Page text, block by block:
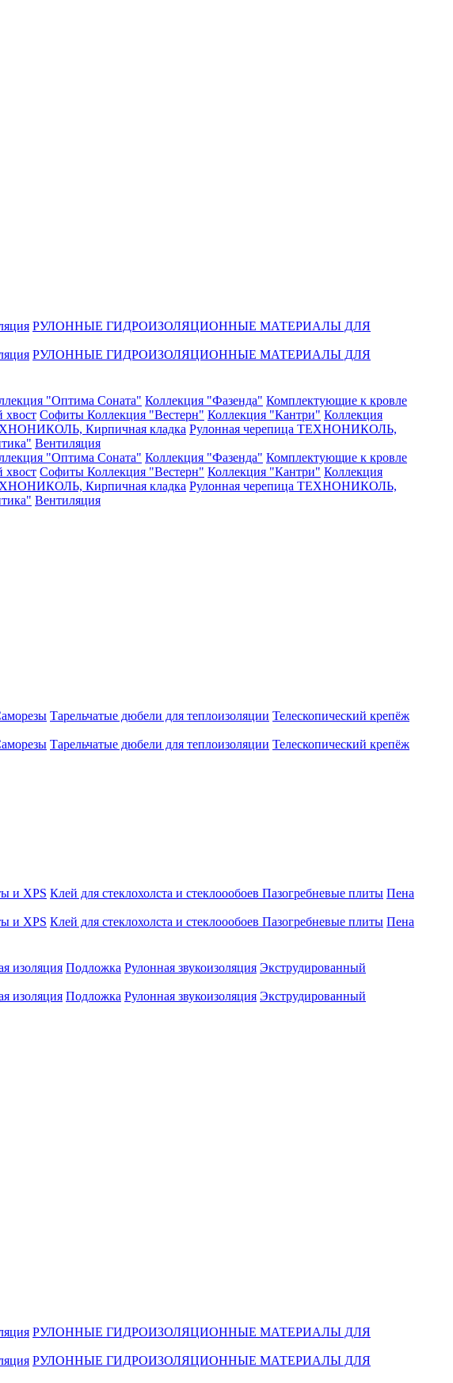
РУЛОННЫЕ ГИДРОИЗОЛЯЦИОННЫЕ МАТЕРИАЛЫ ДЛЯ
РУЛОННЫЕ ГИДРОИЗОЛЯЦИОННЫЕ МАТЕРИАЛЫ ДЛЯ
"Оптима Соната" Коллекция "Фазенда" Комплектующие к кровле
Софиты Коллекция "Вестерн" Коллекция "Кантри" Коллекция
Кирпичная кладка Рулонная черепица ТЕХНОНИКОЛЬ,
Вентиляция
"Оптима Соната" Коллекция "Фазенда" Комплектующие к кровле
Софиты Коллекция "Вестерн" Коллекция "Кантри" Коллекция
Кирпичная кладка Рулонная черепица ТЕХНОНИКОЛЬ,
Вентиляция
Тарельчатые дюбели для теплоизоляции Телескопический крепёж
Тарельчатые дюбели для теплоизоляции Телескопический крепёж
и XPS Клей для стеклохолста и стеклоообоев Пазогребневые плиты Пена
и XPS Клей для стеклохолста и стеклоообоев Пазогребневые плиты Пена
изоляция Подложка Рулонная звукоизоляция Экструдированный
изоляция Подложка Рулонная звукоизоляция Экструдированный
РУЛОННЫЕ ГИДРОИЗОЛЯЦИОННЫЕ МАТЕРИАЛЫ ДЛЯ
РУЛОННЫЕ ГИДРОИЗОЛЯЦИОННЫЕ МАТЕРИАЛЫ ДЛЯ